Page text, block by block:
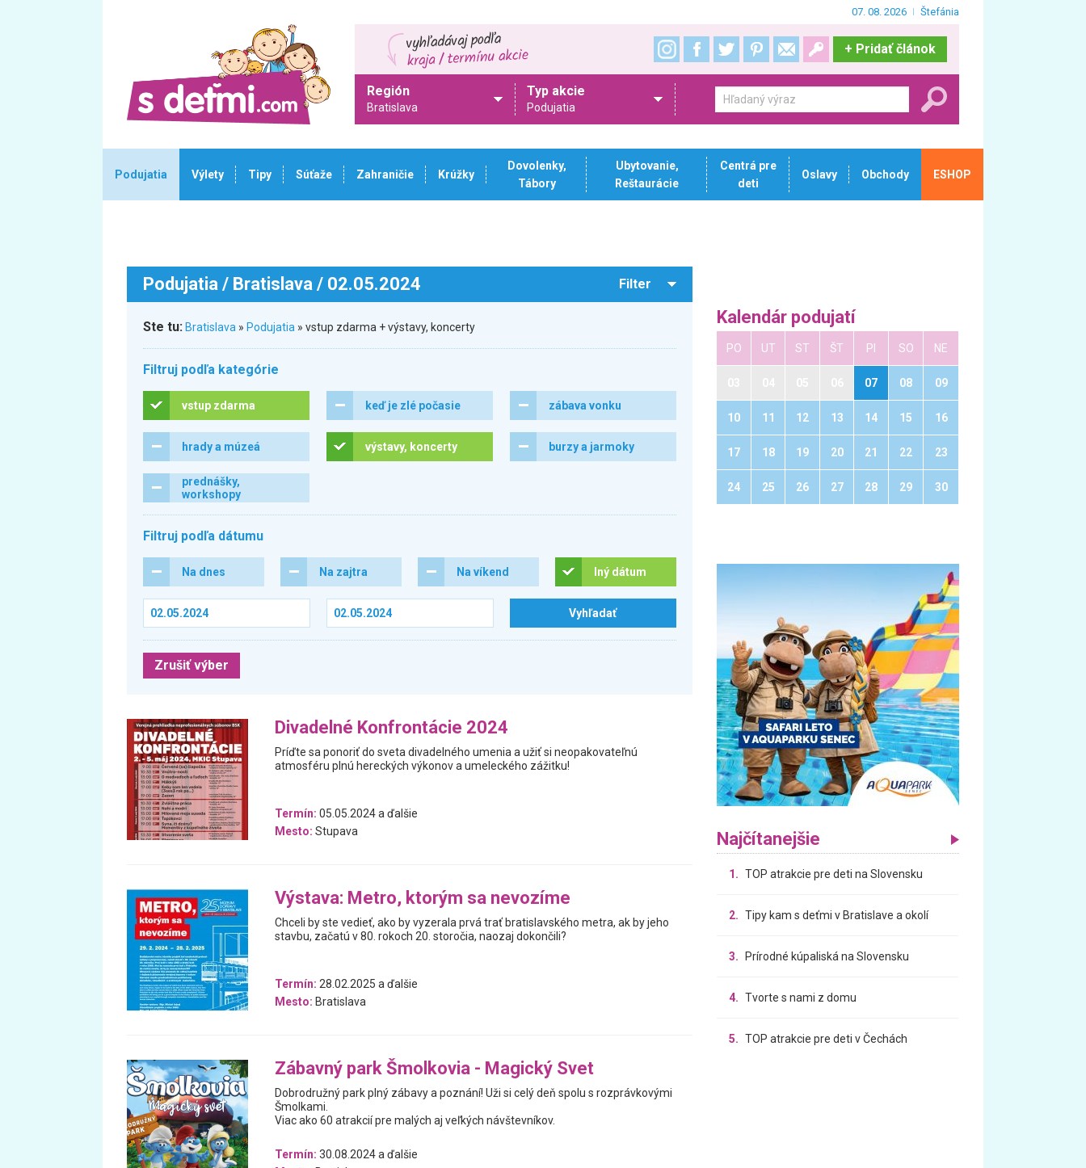
07. 08. 2026 Štefánia
+ Pridať článok
Región
Bratislava
Typ akcie
Podujatia
Podujatia Výlety Tipy Súťaže Zahraničie Krúžky
Dovolenky,
Tábory
Ubytovanie,
Reštaurácie
Centrá pre
deti
Oslavy Obchody ESHOP
Podujatia / Bratislava / 02.05.2024 Filter
Ste tu: Bratislava » Podujatia » vstup zdarma + výstavy, koncerty
Filtruj podľa kategórie
vstup zdarma keď je zlé počasie zábava vonku
hrady a múzeá výstavy, koncerty burzy a jarmoky
prednášky,
workshopy
Filtruj podľa dátumu
Na dnes Na zajtra Na víkend Iný dátum
Zrušiť výber
Divadelné Konfrontácie 2024
Príďte sa ponoriť do sveta divadelného umenia a užiť si neopakovateľnú
atmosféru plnú hereckých výkonov a umeleckého zážitku!
Termín: 05.05.2024 a ďalšie
Mesto: Stupava
Výstava: Metro, ktorým sa nevozíme
Chceli by ste vedieť, ako by vyzerala prvá trať bratislavského metra, ak by jeho
stavbu, začatú v 80. rokoch 20. storočia, naozaj dokončili?
Termín: 28.02.2025 a ďalšie
Mesto: Bratislava
Zábavný park Šmolkovia - Magický Svet
Dobrodružný park plný zábavy a poznání! Uži si celý deň spolu s rozprávkovými
Šmolkami.
Viac ako 60 atrakcií pre malých aj veľkých návštevníkov.
Termín: 30.08.2024 a ďalšie
Kalendár podujatí
PO UT ST ŠT PI SO NE
07 08 09
10 11 12 13 14 15 16
17 18 19 20 21 22 23
24 25 26 27 28 29 30
Najčítanejšie
1. TOP atrakcie pre deti na Slovensku
2. Tipy kam s deťmi v Bratislave a okolí
3. Prírodné kúpaliská na Slovensku
4. Tvorte s nami z domu
5. TOP atrakcie pre deti v Čechách